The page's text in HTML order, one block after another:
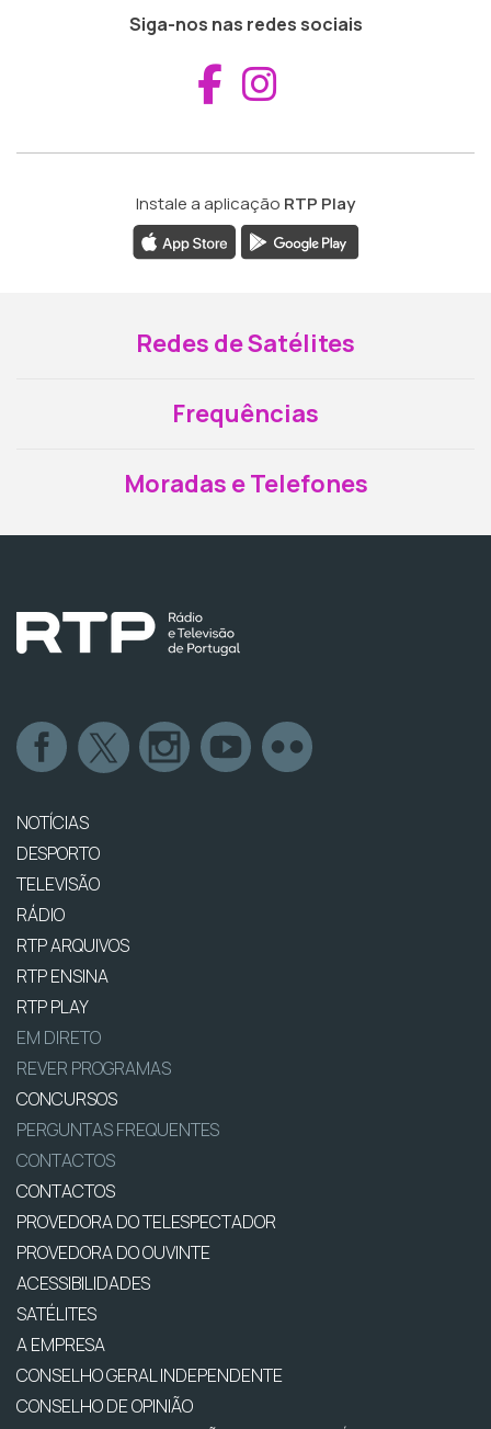
Siga-nos nas redes sociais
Aceder ao
Instale a aplicação RTP Play
Redes de Satélites
Frequências
Moradas e Telefones
NOTÍCIAS
DESPORTO
TELEVISÃO
RÁDIO
RTP ARQUIVOS
RTP ENSINA
RTP PLAY
EM DIRETO
REVER PROGRAMAS
CONCURSOS
PERGUNTAS FREQUENTES
CONTACTOS
CONTACTOS
PROVEDORA DO TELESPECTADOR
PROVEDORA DO OUVINTE
ACESSIBILIDADES
SATÉLITES
A EMPRESA
CONSELHO GERAL INDEPENDENTE
CONSELHO DE OPINIÃO